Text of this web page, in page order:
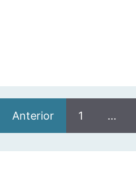
Anterior 1 …